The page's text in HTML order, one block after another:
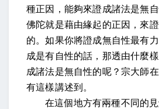
種正因，能夠來證成諸法是無
佛陀就是藉由緣起的正因，來
的。如果你將證成無自性最有
成是有自性的話，那透由什麼
成諸法是無自性的呢？宗大師
有這樣講述到。
在這個地方有兩種不同的